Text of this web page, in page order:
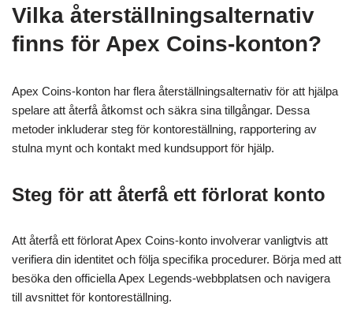
Vilka återställningsalternativ
finns för Apex Coins-konton?
Apex Coins-konton har flera återställningsalternativ för att hjälpa
spelare att återfå åtkomst och säkra sina tillgångar. Dessa
metoder inkluderar steg för kontoreställning, rapportering av
stulna mynt och kontakt med kundsupport för hjälp.
Steg för att återfå ett förlorat konto
Att återfå ett förlorat Apex Coins-konto involverar vanligtvis att
verifiera din identitet och följa specifika procedurer. Börja med att
besöka den officiella Apex Legends-webbplatsen och navigera
till avsnittet för kontoreställning.